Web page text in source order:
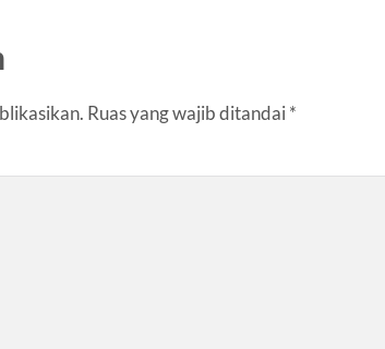
Ruas yang wajib ditandai *